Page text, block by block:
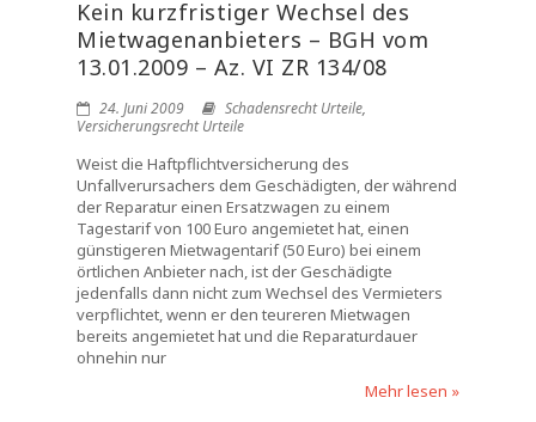
Kein kurzfristiger Wechsel des
Mietwagenanbieters – BGH vom
13.01.2009 – Az. VI ZR 134/08
24. Juni 2009 Schadensrecht Urteile,
Versicherungsrecht Urteile
Weist die Haftpflichtversicherung des
Unfallverursachers dem Geschädigten, der während
der Reparatur einen Ersatzwagen zu einem
Tagestarif von 100 Euro angemietet hat, einen
günstigeren Mietwagentarif (50 Euro) bei einem
örtlichen Anbieter nach, ist der Geschädigte
jedenfalls dann nicht zum Wechsel des Vermieters
verpflichtet, wenn er den teureren Mietwagen
bereits angemietet hat und die Reparaturdauer
ohnehin nur
Mehr lesen »